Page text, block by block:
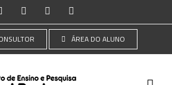
InstagramFacebookYouTube
ÁREA DO ALUNO